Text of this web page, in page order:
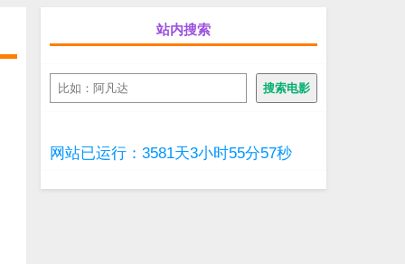
站内搜索
搜
索
搜索电影
网站已运行：3581天3小时55分57秒